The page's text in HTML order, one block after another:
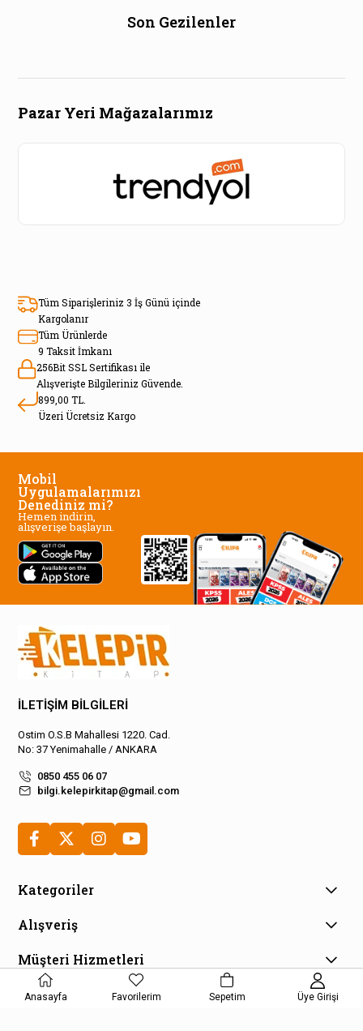
Son Gezilenler
Pazar Yeri Mağazalarımız
Tüm Siparişleriniz 3 İş Günü içinde
Kargolanır
Tüm Ürünlerde
9 Taksit İmkanı
256Bit SSL Sertifikası ile
Alışverişte Bilgileriniz Güvende.
899,00 TL.
Üzeri Ücretsiz Kargo
Mobil
Uygulamalarımızı
Denediniz mi?
Hemen indirin,
alışverişe başlayın.
İLETİŞİM BİLGİLERİ
Ostim O.S.B Mahallesi 1220. Cad.
No: 37 Yenimahalle / ANKARA
0850 455 06 07
bilgi.kelepirkitap@gmail.com
Kategoriler
Alışveriş
Müşteri Hizmetleri
E-Bülten Aboneliği
Anasayfa Favorilerim Sepetim Üye Girişi